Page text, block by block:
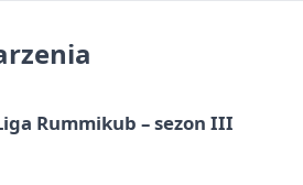
Rummikub – sezon III